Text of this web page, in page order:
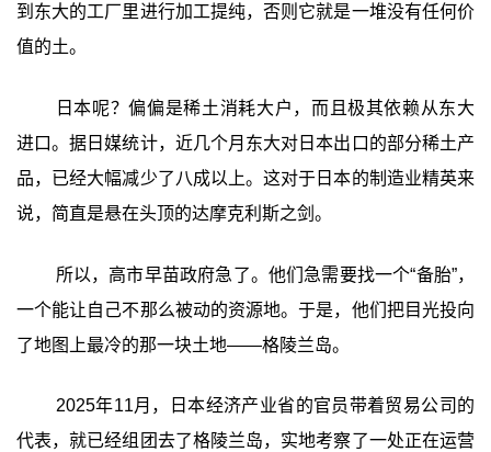
到东大的工厂里进行加工提纯，否则它就是一堆没有任何价
值的土。
日本呢？偏偏是稀土消耗大户，而且极其依赖从东大
进口。据日媒统计，近几个月东大对日本出口的部分稀土产
品，已经大幅减少了八成以上。这对于日本的制造业精英来
说，简直是悬在头顶的达摩克利斯之剑。
所以，高市早苗政府急了。他们急需要找一个“备胎”，
一个能让自己不那么被动的资源地。于是，他们把目光投向
了地图上最冷的那一块土地——格陵兰岛。
2025年11月，日本经济产业省的官员带着贸易公司的
代表，就已经组团去了格陵兰岛，实地考察了一处正在运营